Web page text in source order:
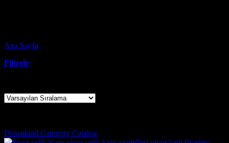
Ana Sayfa
Filtrele
Download Category Catalog